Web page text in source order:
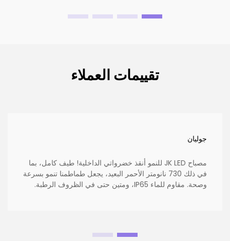
تقييمات العملاء
جوليان
مصباح JK LED للنمو أنقذ خضرواتي الداخلية! طيف كامل، بما
في ذلك 730 نانومتر الأحمر البعيد، يجعل طماطمنا تنمو بسرعة
وصحة. مقاوم للماء IP65، ومتين حتى في الظروف الرطبة.